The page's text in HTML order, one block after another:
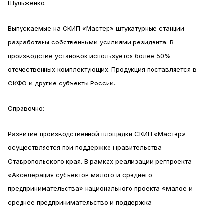
Шульженко.
Выпускаемые на СКИП «Мастер» штукатурные станции
разработаны собственными усилиями резидента. В
производстве установок используется более 50%
отечественных комплектующих. Продукция поставляется в
СКФО и другие субъекты России.
Справочно:
Развитие производственной площадки СКИП «Мастер»
осуществляется при поддержке Правительства
Ставропольского края. В рамках реализации регпроекта
«Акселерация субъектов малого и среднего
предпринимательства» национального проекта «Малое и
среднее предпринимательство и поддержка